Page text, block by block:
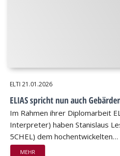
ELTI 21.01.2026
ELIAS spricht nun auch
Im Rahmen ihrer Diplomarbeit
Interpreter) haben Stanislaus
5CHEL) dem hochentwickelten…
MEHR